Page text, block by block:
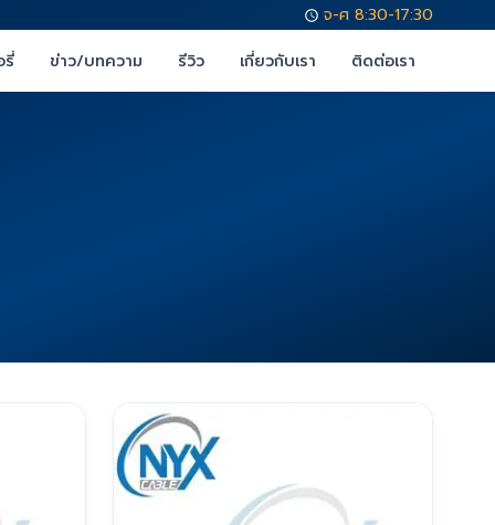
จ-ศ 8:30-17:30
รี่
ข่าว/บทความ รีวิว เกี่ยวกับเรา ติดต่อเรา